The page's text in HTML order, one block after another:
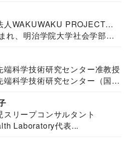
人WAKUWAKU PROJECT
・言語聴覚士・社会福祉士
れ、明治学院大学社会学部福
端科学技術研究センター准教授
端科学技術研究センター（国際
スリープコンサルタント
Laboratory代表...